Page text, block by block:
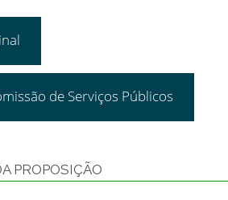
de Serviços Públicos
PROPOSIÇÃO